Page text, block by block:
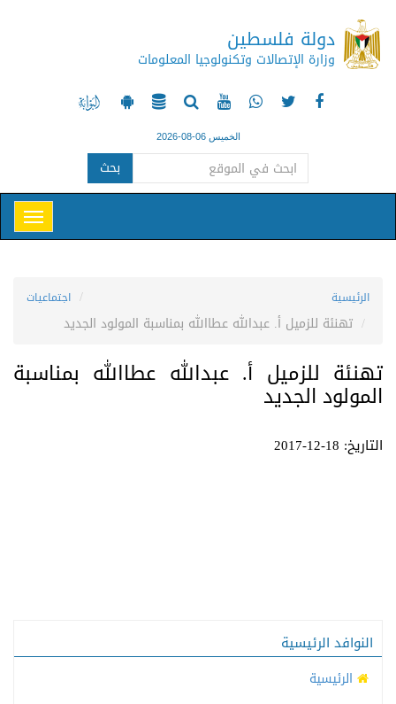
دولة فلسطين
وزارة الإتصالات وتكنولوجيا المعلومات
الخميس 06-08-2026
بحث
الرئيسية اجتماعيات
تهنئة للزميل أ. عبدالله عطاالله بمناسبة المولود الجديد
تهنئة للزميل أ. عبدالله عطاالله بمناسبة
المولود الجديد
التاريخ: 18-12-2017
النوافد الرئيسية
الرئيسية